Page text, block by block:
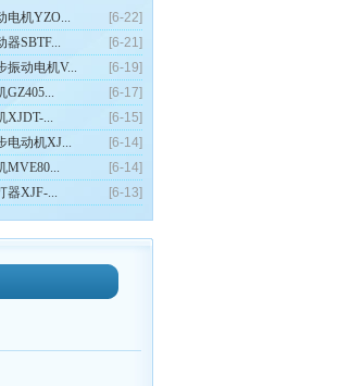
[6-22]
电机YZO...
[6-21]
器SBTF...
[6-19]
振动电机V...
[6-17]
GZ405...
[6-15]
XJDT-...
[6-14]
电动机XJ...
[6-14]
MVE80...
[6-13]
器XJF-...